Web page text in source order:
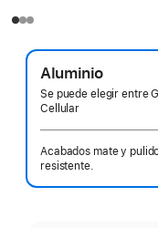
Aluminio
Se puede elegir entre
Cellular
Acabados mate y
resistente.